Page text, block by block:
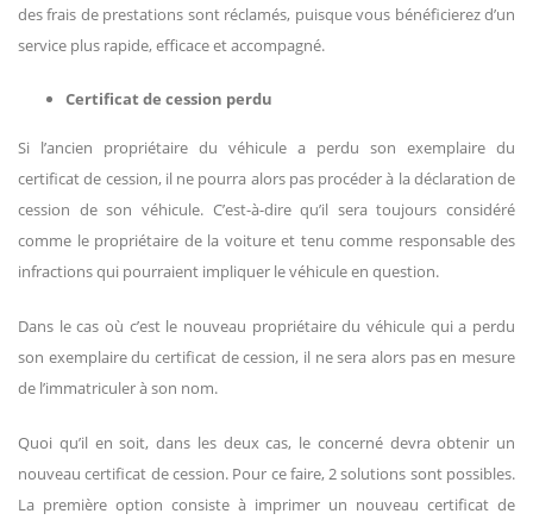
des frais de prestations sont réclamés, puisque vous bénéficierez d’un
service plus rapide, efficace et accompagné.
Certificat de cession perdu
Si l’ancien propriétaire du véhicule a perdu son exemplaire du
certificat de cession, il ne pourra alors pas procéder à la déclaration de
cession de son véhicule. C’est-à-dire qu’il sera toujours considéré
comme le propriétaire de la voiture et tenu comme responsable des
infractions qui pourraient impliquer le véhicule en question.
Dans le cas où c’est le nouveau propriétaire du véhicule qui a perdu
son exemplaire du certificat de cession, il ne sera alors pas en mesure
de l’immatriculer à son nom.
Quoi qu’il en soit, dans les deux cas, le concerné devra obtenir un
nouveau certificat de cession. Pour ce faire, 2 solutions sont possibles.
La première option consiste à imprimer un nouveau certificat de